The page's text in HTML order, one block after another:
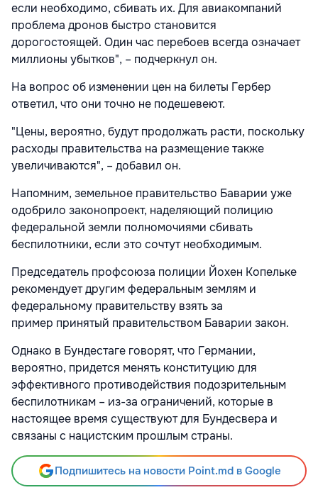
если необходимо, сбивать их. Для авиакомпаний
проблема дронов быстро становится
дорогостоящей. Один час перебоев всегда означает
миллионы убытков", – подчеркнул он.
На вопрос об изменении цен на билеты Гербер
ответил, что они точно не подешевеют.
"Цены, вероятно, будут продолжать расти, поскольку
расходы правительства на размещение также
увеличиваются", – добавил он.
Напомним, земельное правительство Баварии уже
одобрило законопроект, наделяющий полицию
федеральной земли полномочиями сбивать
беспилотники, если это сочтут необходимым.
Председатель профсоюза полиции Йохен Копельке
рекомендует другим федеральным землям и
федеральному правительству взять за
пример принятый правительством Баварии закон.
Однако в Бундестаге говорят, что Германии,
вероятно, придется менять конституцию для
эффективного противодействия подозрительным
беспилотникам – из-за ограничений, которые в
настоящее время существуют для Бундесвера и
связаны с нацистским прошлым страны.
Подпишитесь на новости Point.md в Google